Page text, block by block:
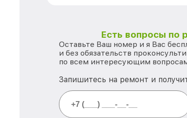
Есть вопросы по
Оставьте Ваш номер и я Вас
и без обязательств
по всем интересующим
Запишитесь на ремонт и